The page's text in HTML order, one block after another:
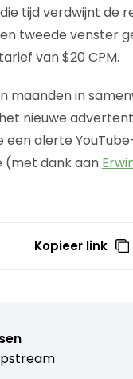
tijd verdwijnt de
tweede venster
van $20 CPM.
maanden in
nieuwe
een alerte
(met dank aan
Kopieer link